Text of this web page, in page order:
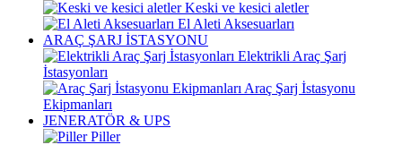
Keski ve kesici aletler
El Aleti Aksesuarları
ARAÇ ŞARJ İSTASYONU
Elektrikli Araç Şarj
İstasyonları
Araç Şarj İstasyonu
Ekipmanları
JENERATÖR & UPS
Piller